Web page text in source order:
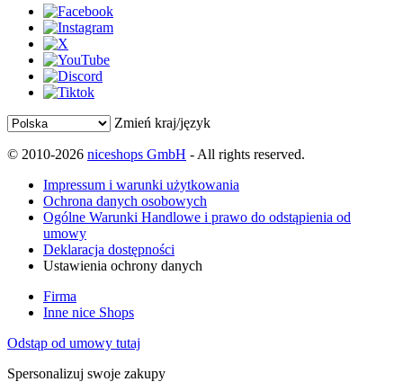
Zmień kraj/język
© 2010-2026 niceshops GmbH - All rights reserved.
Impressum i warunki użytkowania
Ochrona danych osobowych
Ogólne Warunki Handlowe i prawo do odstąpienia od
umowy
Deklaracja dostępności
Ustawienia ochrony danych
Firma
Inne nice Shops
Odstąp od umowy tutaj
Spersonalizuj swoje zakupy